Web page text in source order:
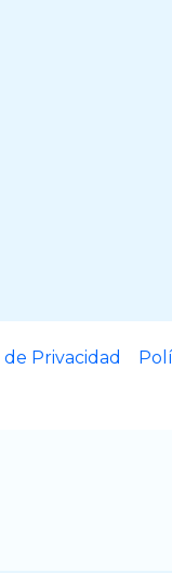
Privacidad